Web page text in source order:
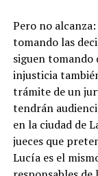
Pero no
tomando las
siguen tomando
injusticia
trámite de un
tendrán
en la ciudad de
jueces que
Lucía es el